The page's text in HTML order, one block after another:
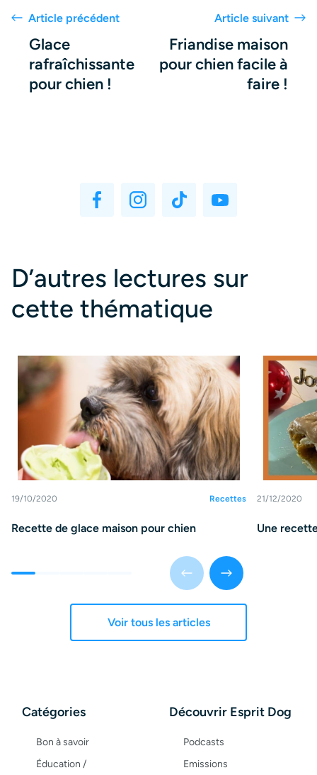
Catégories
Bon à savoir
Éducation /
Découvrir Esprit Dog
Podcasts
Emissions
Article précédent
Glace
rafraîchissante
pour chien !
Article suivant
Friandise maison
pour chien facile à
faire !
D’autres lectures sur
cette thématique
19/10/2020 Recettes
Recette de glace maison pour chien
21/12/2020
Une
Voir tous les articles